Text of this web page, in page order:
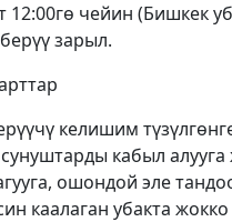
12:00гө чейин (Бишкек
зарыл.
келишим
кабыл алууга
ошондой эле
каалаган убакта жокко